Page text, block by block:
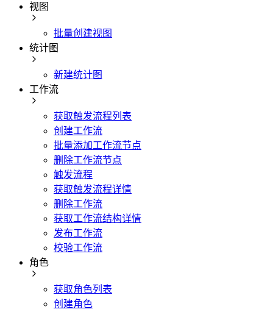
视图
批量创建视图
统计图
新建统计图
工作流
获取触发流程列表
创建工作流
批量添加工作流节点
删除工作流节点
触发流程
获取触发流程详情
删除工作流
获取工作流结构详情
发布工作流
校验工作流
角色
获取角色列表
创建角色